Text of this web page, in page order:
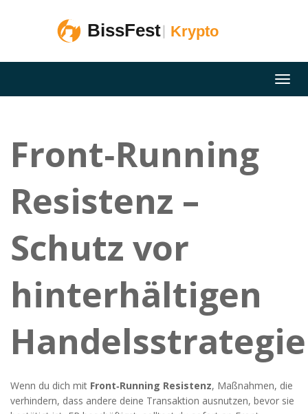
Front‑Running
Resistenz –
Schutz vor
hinterhältigen
Wenn du dich mit Front‑Running Resistenz, Maßnahmen, die
verhindern, dass andere deine Transaktion ausnutzen, bevor sie